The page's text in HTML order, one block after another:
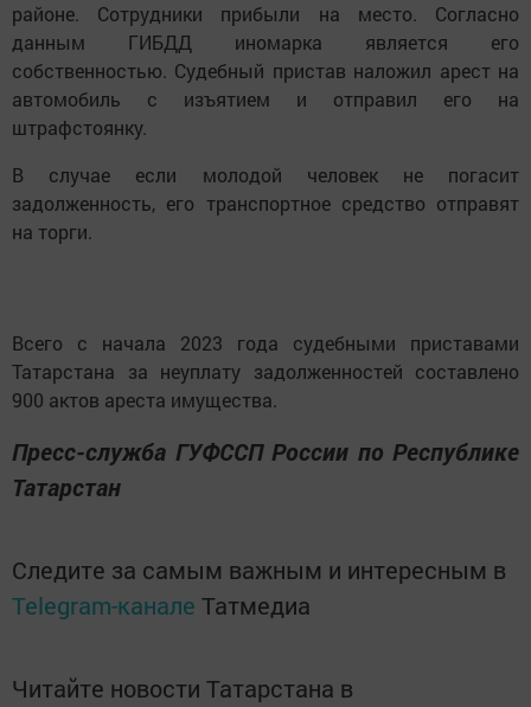
районе. Сотрудники прибыли на место. Согласно
данным ГИБДД иномарка является его
собственностью. Судебный пристав наложил арест на
автомобиль с изъятием и отправил его на
штрафстоянку.
В случае если молодой человек не погасит
задолженность, его транспортное средство отправят
на торги.
Всего с начала 2023 года судебными приставами
Татарстана за неуплату задолженностей составлено
900 актов ареста имущества.
Пресс-служба ГУФССП России по Республике
Татарстан
Следите за самым важным и интересным в
Telegram-канале Татмедиа
Читайте новости Татарстана в